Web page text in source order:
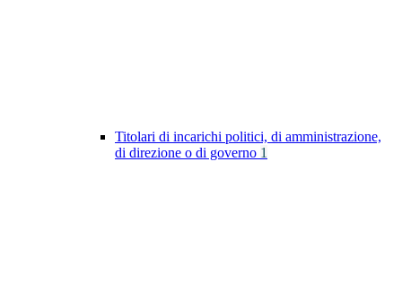
Titolari di incarichi politici, di amministrazione,
di direzione o di governo 1